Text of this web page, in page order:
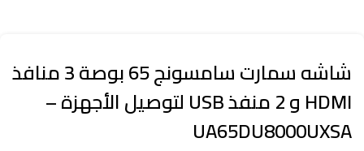
شاشه سمارت سامسونج 65 بوصة 3 منافذ
HDMI و 2 منفذ USB لتوصيل الأجهزة –
UA65DU8000UXSA